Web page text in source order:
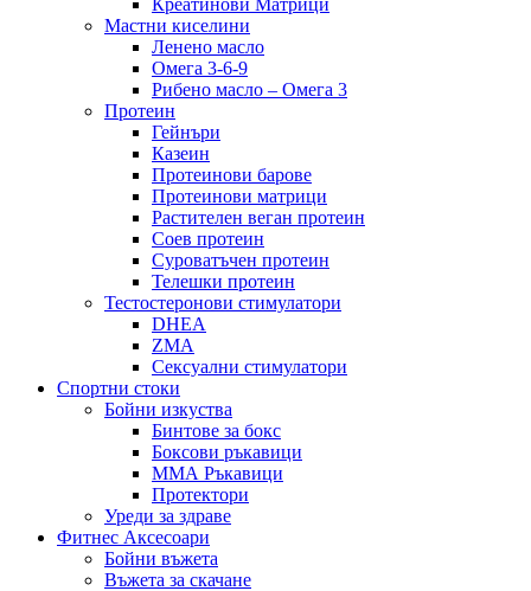
Мастни киселини
Ленено масло
Омега 3-6-9
Рибено масло – Омега 3
Протеин
Гейнъри
Казеин
Протеинови барове
Протеинови матрици
Растителен веган протеин
Соев протеин
Суроватъчен протеин
Телешки протеин
Тестостеронови стимулатори
DHEA
ZMA
Сексуални стимулатори
Спортни стоки
Бойни изкуства
Бинтове за бокс
Боксови ръкавици
ММА Ръкавици
Протектори
Уреди за здраве
Фитнес Аксесоари
Бойни въжета
Въжета за скачане